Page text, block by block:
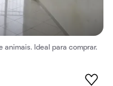
animais. Ideal para comprar.